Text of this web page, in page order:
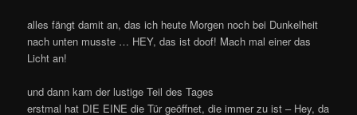
alles fängt damit an, das ich heute Morgen noch bei Dunkelheit
nach unten musste … HEY, das ist doof! Mach mal einer das
Licht an!
und dann kam der lustige Teil des Tages
erstmal hat DIE EINE die Tür geöffnet, die immer zu ist – Hey, da